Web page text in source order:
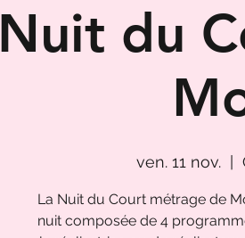
Nuit du
ven. 11 nov.
La Nuit du Court métrage de
nuit composée de 4